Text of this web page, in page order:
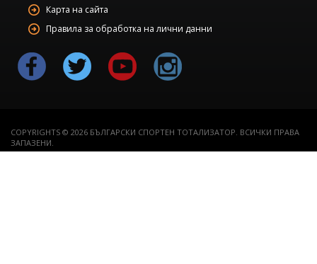
Карта на сайта
Правила за обработка на лични данни
COPYRIGHTS © 2026 БЪЛГАРСКИ СПОРТЕН ТОТАЛИЗАТОР. ВСИЧКИ ПРАВА
ЗАПАЗЕНИ.